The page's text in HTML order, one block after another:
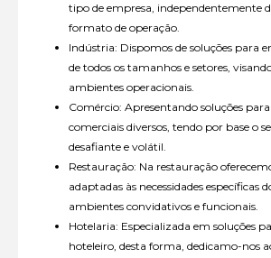
tipo de empresa, independentemente
formato de operação.
Indústria: Dispomos de soluções para
de todos os tamanhos e setores,
ambientes operacionais.
Comércio: Apresentando soluções para
comerciais diversos, tendo por base o
desafiante e volátil.
Restauração: Na restauração
adaptadas às necessidades específicas
ambientes convidativos e funcionais.
Hotelaria: Especializada em soluções
hoteleiro, desta forma, dedicamo-nos